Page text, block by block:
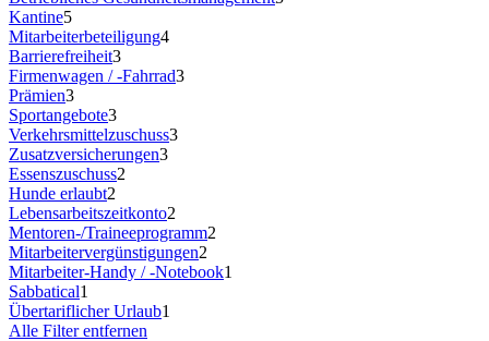
Kantine5
Mitarbeiterbeteiligung4
Barrierefreiheit3
Firmenwagen / -Fahrrad3
Prämien3
Sportangebote3
Verkehrsmittelzuschuss3
Zusatzversicherungen3
Essenszuschuss2
Hunde erlaubt2
Lebensarbeitszeitkonto2
Mentoren-/Traineeprogramm2
Mitarbeitervergünstigungen2
Mitarbeiter-Handy / -Notebook1
Sabbatical1
Übertariflicher Urlaub1
Alle Filter entfernen